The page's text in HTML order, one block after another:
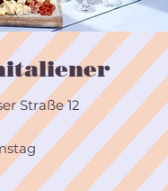
Straße 12